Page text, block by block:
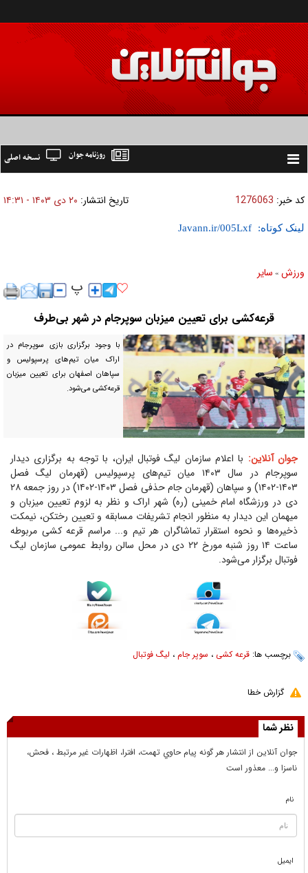
Toggle
نسخه اصلی روزنامه جوان
کد خبر: 1276063 تاریخ انتشار: ۲۰ دی ۱۴۰۳ - ۱۴:۳۱
لینک کوتاه:
ورزش » ساير
قرعه‌کشی برای تعیین میزبان سوپرجام در شهر بی‌طرف
با وجود برگزاری بازی سوپرجام در
اراک میان تیم‌های پرسپولیس و
سپاهان اصفهان برای تعیین میزبان
قرعه‌کشی می‌شود.
جوان آنلاین: با اعلام سازمان لیگ فوتبال ایران، با توجه به برگزاری دیدار
سوپرجام در سال ۱۴۰۳ میان تیم‌های پرسپولیس (قهرمان لیگ فصل
۱۴۰۳-۱۴۰۲) و سپاهان (قهرمان جام حذفی فصل ۱۴۰۳-۱۴۰۲) در روز جمعه ۲۸
دی در ورزشگاه امام خمینی (ره) شهر اراک و نظر به لزوم تعیین میزبان و
میهمان این دیدار به منظور انجام تشریفات مسابقه و تعیین رختکن، نیمکت
ذخیره‌ها و نحوه استقرار تماشاگران هر تیم و... مراسم قرعه کشی مربوطه
ساعت ۱۴ روز شنبه مورخ ۲۲ دی در محل سالن روابط عمومی سازمان لیگ
فوتبال برگزار می‌شود.
برچسب ها: قرعه کشی ، سوپر جام ، لیگ فوتبال
گزارش خطا
نظر شما
جوان آنلاين از انتشار هر گونه پيام حاوي تهمت، افترا، اظهارات غير مرتبط ، فحش،
ناسزا و... معذور است
نام
ایمیل